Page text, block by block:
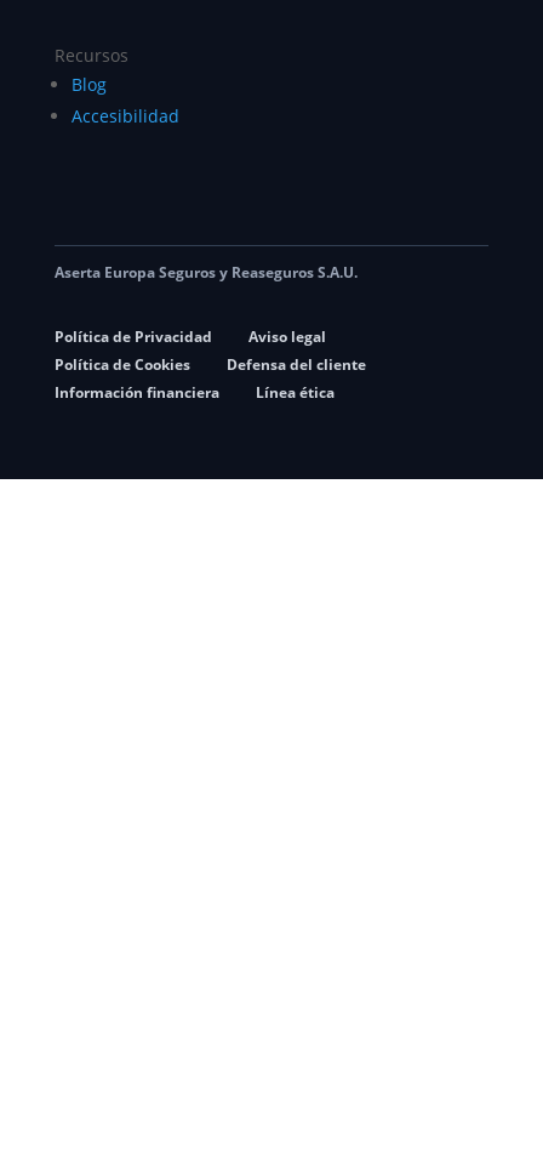
Recursos
Blog
Accesibilidad
Aserta Europa Seguros y Reaseguros S.A.U.
Política de Privacidad
Aviso legal
Política de Cookies
Defensa del cliente
Información financiera
Línea ética